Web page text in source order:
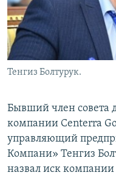
Тенгиз Болтурук.
Бывший член совета
компании Centerra
управляющий
Компани» Тенгиз
назвал иск